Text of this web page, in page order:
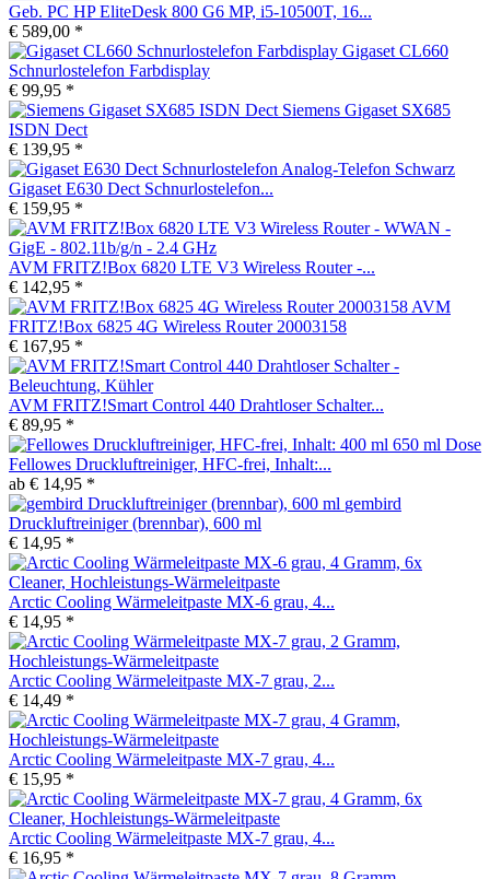
Geb. PC HP EliteDesk 800 G6 MP, i5-10500T, 16...
€ 589,00 *
Gigaset CL660
Schnurlostelefon Farbdisplay
€ 99,95 *
Siemens Gigaset SX685
ISDN Dect
€ 139,95 *
Gigaset E630 Dect Schnurlostelefon...
€ 159,95 *
AVM FRITZ!Box 6820 LTE V3 Wireless Router -...
€ 142,95 *
AVM
FRITZ!Box 6825 4G Wireless Router 20003158
€ 167,95 *
AVM FRITZ!Smart Control 440 Drahtloser Schalter...
€ 89,95 *
Fellowes Druckluftreiniger, HFC-frei, Inhalt:...
ab € 14,95 *
gembird
Druckluftreiniger (brennbar), 600 ml
€ 14,95 *
Arctic Cooling Wärmeleitpaste MX-6 grau, 4...
€ 14,95 *
Arctic Cooling Wärmeleitpaste MX-7 grau, 2...
€ 14,49 *
Arctic Cooling Wärmeleitpaste MX-7 grau, 4...
€ 15,95 *
Arctic Cooling Wärmeleitpaste MX-7 grau, 4...
€ 16,95 *